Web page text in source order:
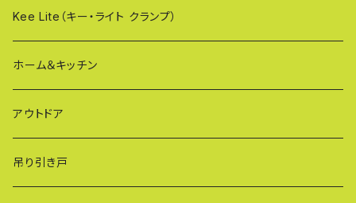
OXG（二輪・二輪・一輪/傾斜地対応アルミゲート）
樹脂製止水パネル
ザ・クランプ
蝶ボルト
建築補材
Kee Lite（キー・ライト クランプ）
ホーム＆キッチン
アウトドア
吊り引き戸